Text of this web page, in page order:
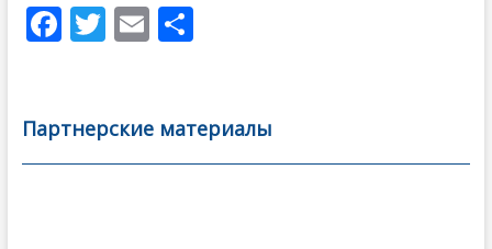
F
b
o
T
er
E
l
О
а
в
Партнерские материалы